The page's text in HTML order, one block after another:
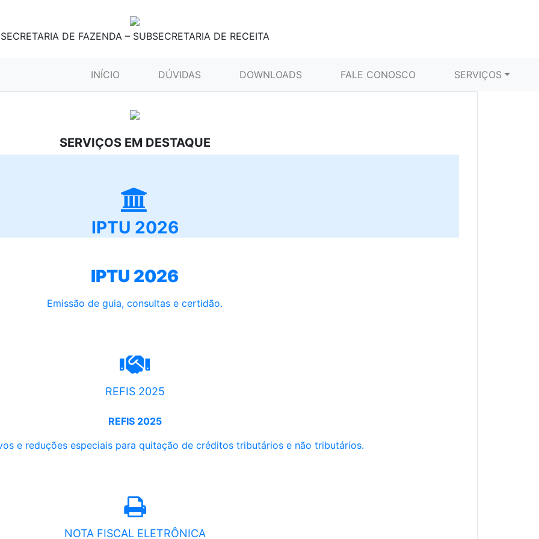
SECRETARIA DE FAZENDA – SUBSECRETARIA DE RECEITA
INÍCIO (CURRENT)DÚVIDAS DOWNLOADS FALE CONOSCO SERVIÇOS
SERVIÇOS EM DESTAQUE
IPTU 2026
IPTU 2026
Emissão de guia, consultas e certidão.
REFIS 2025
REFIS 2025
e reduções especiais para quitação de créditos tributários e não tributários.
NOTA FISCAL ELETRÔNICA